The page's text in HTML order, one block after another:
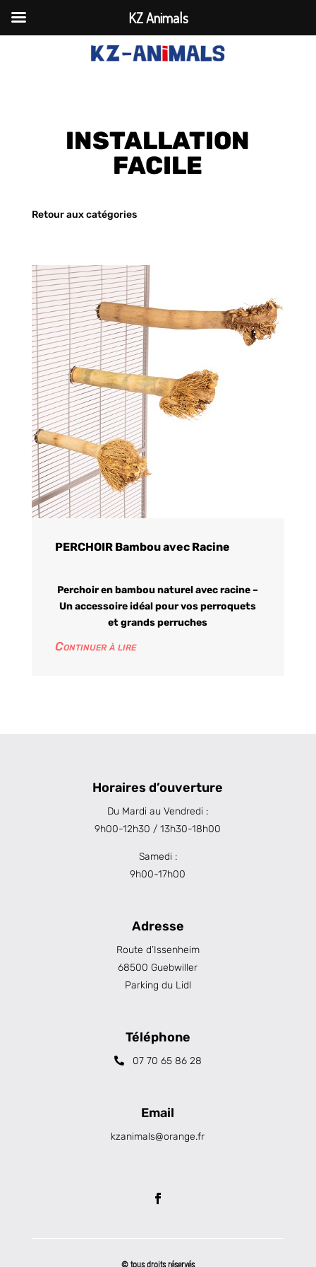
INSTALLATION
FACILE
Retour aux catégories
PERCHOIR Bambou avec Racine
Perchoir en bambou naturel avec racine –
Un accessoire idéal pour vos perroquets
et grands perruches
Continuer à lire
Horaires d’ouverture
Du Mardi au Vendredi :
9h00-12h30 / 13h30-18h00
Samedi :
9h00-17h00
Adresse
Route d’Issenheim
68500 Guebwiller
Parking du Lidl
Téléphone
07 70 65 86 28
Email
kzanimals@orange.fr
© tous droits réservés
KZ Animals